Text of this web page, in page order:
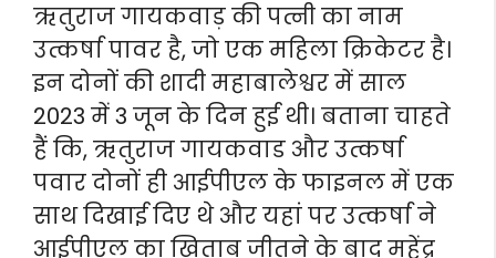
ऋतुराज गायकवाड़ की पत्नी का नाम
उत्कर्षा पावर है, जो एक महिला क्रिकेटर है।
इन दोनों की शादी महाबालेश्वर में साल
2023 में 3 जून के दिन हुई थी। बताना चाहते
हैं कि, ऋतुराज गायकवाड और उत्कर्षा
पवार दोनों ही आईपीएल के फाइनल में एक
साथ दिखाई दिए थे और यहां पर उत्कर्षा ने
आईपीएल का खिताब जीतने के बाद महेंद्र